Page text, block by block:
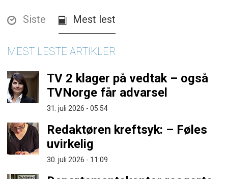
Siste Mest lest
MEST LESTE ARTIKLER
TV 2 klager på vedtak – også
TVNorge får advarsel
31. juli 2026 - 05:54
Redaktøren kreftsyk: – Føles
uvirkelig
30. juli 2026 - 11:09